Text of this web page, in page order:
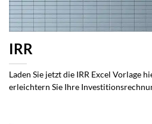
IRR
Laden Sie jetzt die IRR Excel Vorlage
erleichtern Sie Ihre